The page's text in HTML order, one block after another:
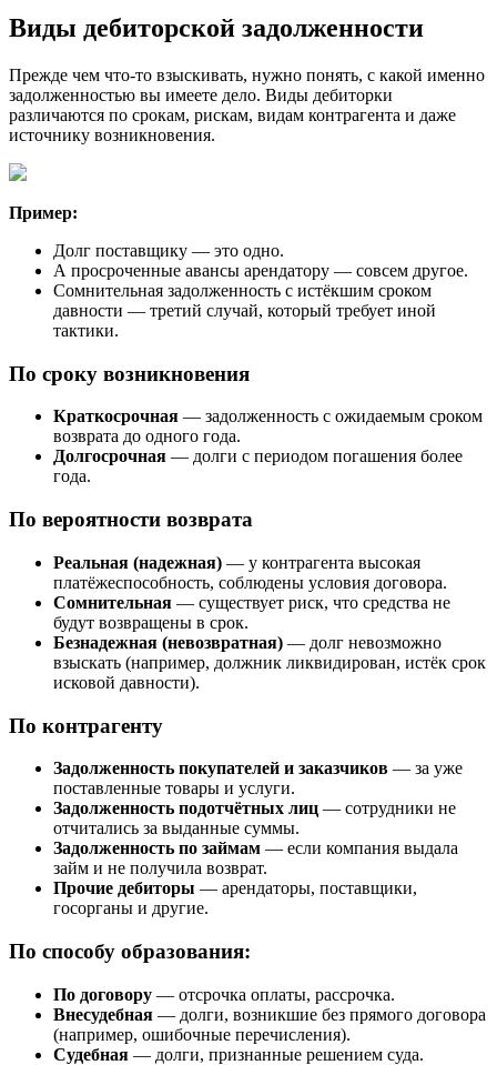
Виды дебиторской задолженности
Прежде чем что-то взыскивать, нужно понять, с какой именно
задолженностью вы имеете дело. Виды дебиторки
различаются по срокам, рискам, видам контрагента и даже
источнику возникновения.
Пример:
Долг поставщику — это одно.
А просроченные авансы арендатору — совсем другое.
Сомнительная задолженность с истёкшим сроком
давности — третий случай, который требует иной
тактики.
По сроку возникновения
Краткосрочная — задолженность с ожидаемым сроком
возврата до одного года.
Долгосрочная — долги с периодом погашения более
года.
По вероятности возврата
Реальная (надежная) — у контрагента высокая
платёжеспособность, соблюдены условия договора.
Сомнительная — существует риск, что средства не
будут возвращены в срок.
Безнадежная (невозвратная) — долг невозможно
взыскать (например, должник ликвидирован, истёк срок
исковой давности).
По контрагенту
Задолженность покупателей и заказчиков — за уже
поставленные товары и услуги.
Задолженность подотчётных лиц — сотрудники не
отчитались за выданные суммы.
Задолженность по займам — если компания выдала
займ и не получила возврат.
Прочие дебиторы — арендаторы, поставщики,
госорганы и другие.
По способу образования:
По договору — отсрочка оплаты, рассрочка.
Внесудебная — долги, возникшие без прямого договора
(например, ошибочные перечисления).
Судебная — долги, признанные решением суда.